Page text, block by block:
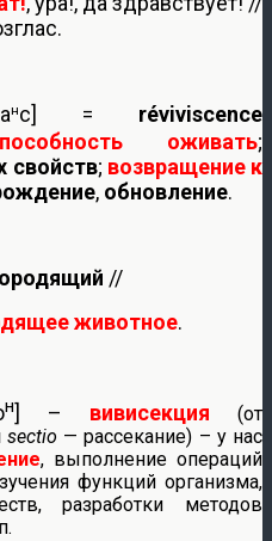
нс] = réviviscence
оживать;
свойств; возвращение к
, обновление.
//
животное.
н] – вивисекция
(от
sectio — рассекание) – у нас
, выполнение операций
функций организма,
разработки методов